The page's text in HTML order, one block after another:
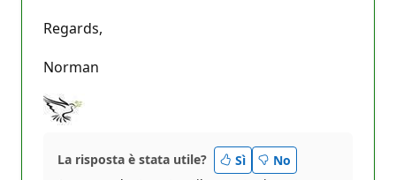
Regards,
Norman
La risposta è stata utile? Sì
No